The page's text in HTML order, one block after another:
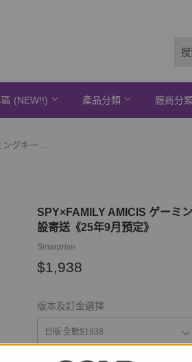
(NEW!!) 產品分類 廠商分
SPY×FAMILY AMICIS ゲーミングキーボード 日本語配列 TKL(日文電腦鍵盤)※不設寄送《25年9月預定》
SPY×FAMILY AMICIS ゲーミ
設寄送《25年9月預定》
Smarprise
$1,938
版本及訂金選擇